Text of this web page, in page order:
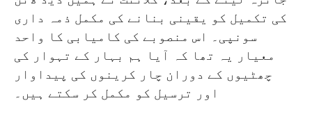
کی تکمیل کو یقینی بنانے کی مکمل ذمہ داری
سونپی۔ اس منصوبے کی کامیابی کا واحد
معیار یہ تھا کہ آیا ہم بہار کے تہوار کی
چھٹیوں کے دوران چار کرینوں کی پیداوار
اور ترسیل کو مکمل کر سکتے ہیں۔